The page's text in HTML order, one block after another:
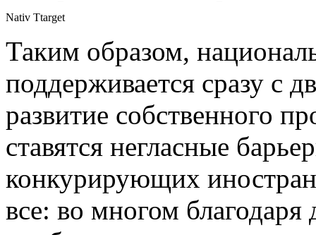
Nativ Ttarget
Таким образом,
поддерживается сразу с
развитие собственного
ставятся негласные
конкурирующих
все: во многом